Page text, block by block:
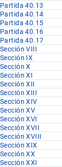
Partida 40.13
Partida 40.14
Partida 40.15
Partida 40.16
Partida 40.17
Sección VIII
Sección IX
Sección X
Sección XI
Sección XII
Sección XIII
Sección XIV
Sección XV
Sección XVI
Sección XVII
Sección XVIII
Sección XIX
Sección XX
Sección XXI